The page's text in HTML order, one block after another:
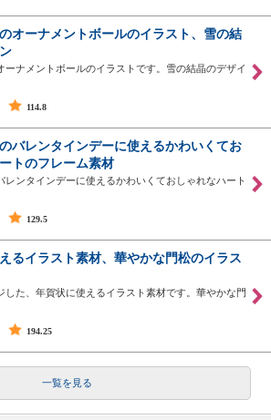
オーナメントボールのイラスト、雪の結
ーナメントボールのイラストです。雪の結晶のデザイ
114.8
バレンタインデーに使えるかわいくてお
トのフレーム素材
レンタインデーに使えるかわいくておしゃれなハート
129.5
るイラスト素材、華やかな門松のイラス
した、年賀状に使えるイラスト素材です。華やかな門
194.25
一覧を見る